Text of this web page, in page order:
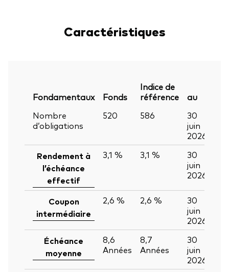
Caractéristiques
Fondamentaux Fonds
Indice de
référence
au
Nombre
d’obligations
520 586
30
juin
2026
Rendement à
l’échéance
effectif
3,1 % 3,1 %
30
juin
2026
Coupon
intermédiaire
2,6 % 2,6 %
30
juin
2026
Échéance
moyenne
8,6
Années
8,7
Années
30
juin
2026